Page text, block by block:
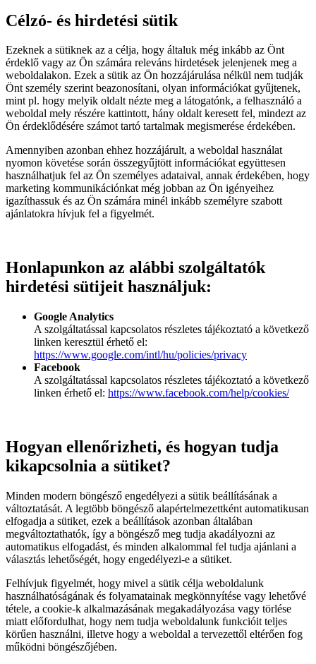
Célzó- és hirdetési sütik
Ezeknek a sütiknek az a célja, hogy általuk még inkább az Önt
érdeklő vagy az Ön számára releváns hirdetések jelenjenek meg a
weboldalakon. Ezek a sütik az Ön hozzájárulása nélkül nem tudják
Önt személy szerint beazonosítani, olyan információkat gyűjtenek,
mint pl. hogy melyik oldalt nézte meg a látogatónk, a felhasználó a
weboldal mely részére kattintott, hány oldalt keresett fel, mindezt az
Ön érdeklődésére számot tartó tartalmak megismerése érdekében.
Amennyiben azonban ehhez hozzájárult, a weboldal használat
nyomon követése során összegyűjtött információkat együttesen
használhatjuk fel az Ön személyes adataival, annak érdekében, hogy
marketing kommunikációnkat még jobban az Ön igényeihez
igazíthassuk és az Ön számára minél inkább személyre szabott
ajánlatokra hívjuk fel a figyelmét.
Honlapunkon az alábbi szolgáltatók
hirdetési sütijeit használjuk:
Google Analytics
A szolgáltatással kapcsolatos részletes tájékoztató a következő
linken keresztül érhető el:
https://www.google.com/intl/hu/policies/privacy
Facebook
A szolgáltatással kapcsolatos részletes tájékoztató a következő
linken érhető el: https://www.facebook.com/help/cookies/
Hogyan ellenőrizheti, és hogyan tudja
kikapcsolnia a sütiket?
Minden modern böngésző engedélyezi a sütik beállításának a
változtatását. A legtöbb böngésző alapértelmezettként automatikusan
elfogadja a sütiket, ezek a beállítások azonban általában
megváltoztathatók, így a böngésző meg tudja akadályozni az
automatikus elfogadást, és minden alkalommal fel tudja ajánlani a
választás lehetőségét, hogy engedélyezi-e a sütiket.
Felhívjuk figyelmét, hogy mivel a sütik célja weboldalunk
használhatóságának és folyamatainak megkönnyítése vagy lehetővé
tétele, a cookie-k alkalmazásának megakadályozása vagy törlése
miatt előfordulhat, hogy nem tudja weboldalunk funkcióit teljes
körűen használni, illetve hogy a weboldal a tervezettől eltérően fog
működni böngészőjében.